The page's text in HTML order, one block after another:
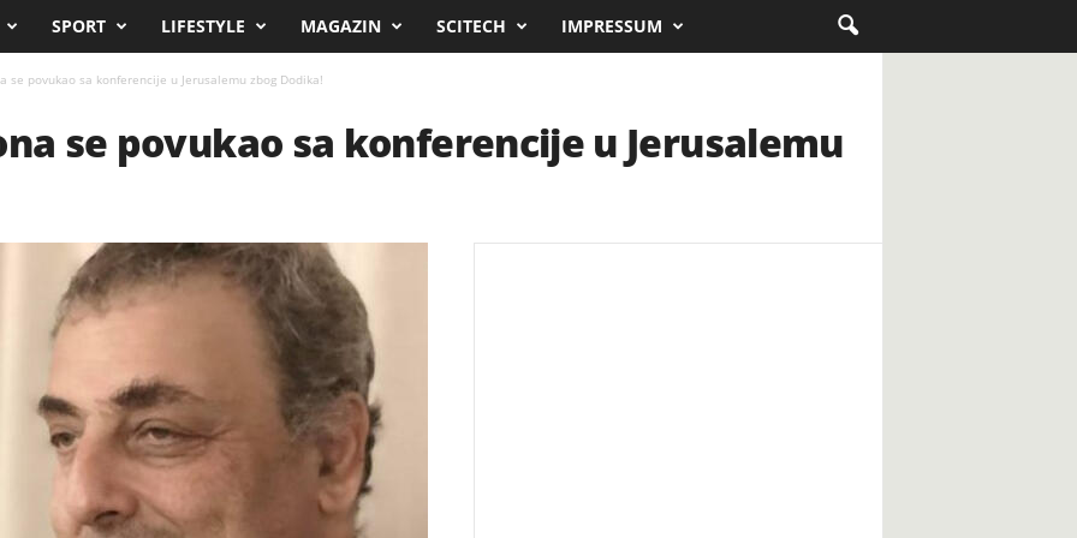
SPORT LIFESTYLE MAGAZIN SCITECH IMPRESSUM
se povukao sa konferencije u Jerusalemu zbog Dodika!
se povukao sa konferencije u Jerusalemu